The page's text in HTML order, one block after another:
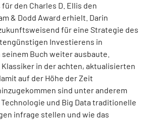
den Charles D. Ellis den
& Dodd Award erhielt. Darin
für eine Strategie des
Investierens in
Buch weiter ausbaute.
in der achten, aktualisierten
auf der Höhe der Zeit
sind unter anderem
und Big Data traditionelle
infrage stellen und wie das